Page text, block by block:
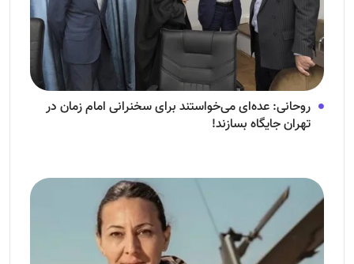
روحانی: عده‌ای می‌خواستند برای سخنرانی امام زمان در
تهران جایگاه بسازند!